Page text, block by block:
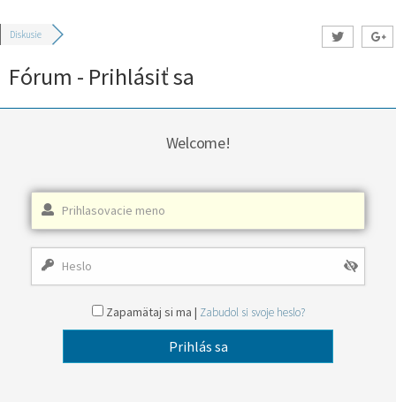
Diskusie
Fórum - Prihlásiť sa
Welcome!
Zapamätaj si ma | Zabudol si svoje heslo?